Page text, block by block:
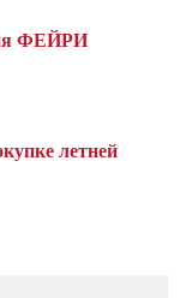
ФЕЙРИ
летней